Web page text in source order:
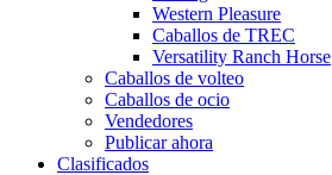
Western Pleasure
Caballos de TREC
Versatility Ranch Horse
Caballos de volteo
Caballos de ocio
Vendedores
Publicar ahora
Clasificados